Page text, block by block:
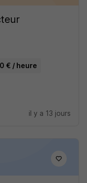
€ / heure
il y a 13 jours